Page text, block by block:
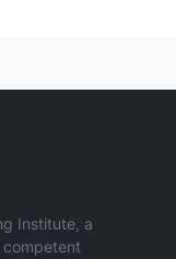
Institute, a